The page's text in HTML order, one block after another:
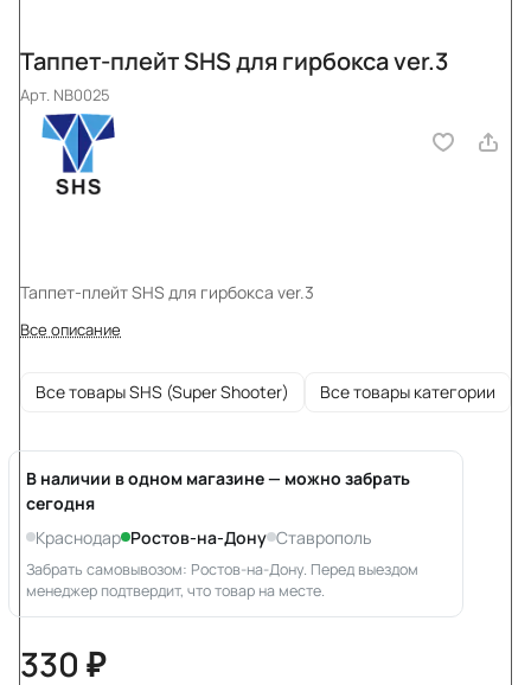
Таппет-плейт SHS для гирбокса ver.3
Арт. NB0025
Таппет-плейт SHS для гирбокса ver.3
Все описание
Все товары SHS (Super Shooter) Все товары категории
В наличии в одном магазине — можно забрать
сегодня
Краснодар Ростов-на-Дону Ставрополь
Забрать самовывозом: Ростов-на-Дону. Перед выездом
менеджер подтвердит, что товар на месте.
330 ₽